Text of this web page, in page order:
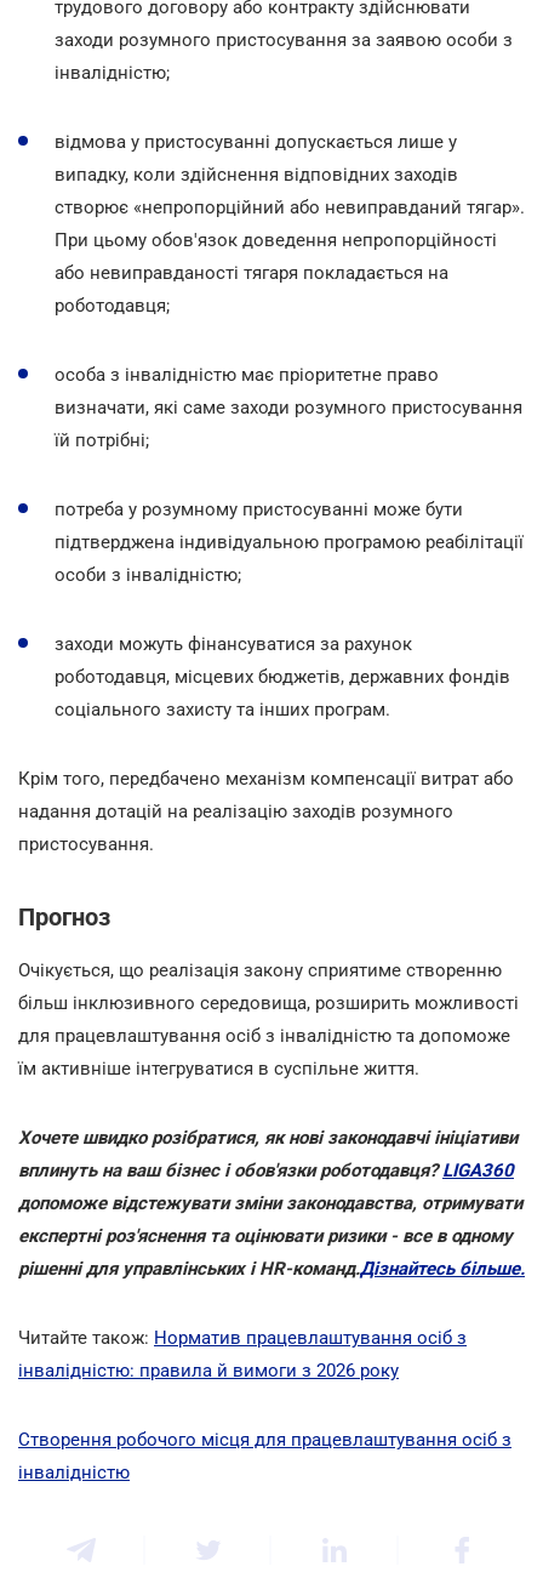
трудового договору або контракту здійснювати
заходи розумного пристосування за заявою особи з
інвалідністю;
відмова у пристосуванні допускається лише у
випадку, коли здійснення відповідних заходів
створює «непропорційний або невиправданий тягар».
При цьому обов'язок доведення непропорційності
або невиправданості тягаря покладається на
роботодавця;
особа з інвалідністю має пріоритетне право
визначати, які саме заходи розумного пристосування
їй потрібні;
потреба у розумному пристосуванні може бути
підтверджена індивідуальною програмою реабілітації
особи з інвалідністю;
заходи можуть фінансуватися за рахунок
роботодавця, місцевих бюджетів, державних фондів
соціального захисту та інших програм.
Крім того, передбачено механізм компенсації витрат або
надання дотацій на реалізацію заходів розумного
пристосування.
Прогноз
Очікується, що реалізація закону сприятиме створенню
більш інклюзивного середовища, розширить можливості
для працевлаштування осіб з інвалідністю та допоможе
їм активніше інтегруватися в суспільне життя.
Хочете швидко розібратися, як нові законодавчі ініціативи
вплинуть на ваш бізнес і обов'язки роботодавця?LIGA360
допоможе відстежувати зміни законодавства, отримувати
експертні роз'яснення та оцінювати ризики - все в одному
рішенні для управлінських і HR-команд.Дізнайтесь більше.
Читайте також: Норматив працевлаштування осіб з
інвалідністю: правила й вимоги з 2026 року
Створення робочого місця для працевлаштування осіб з
інвалідністю